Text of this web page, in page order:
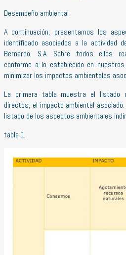
Desempeño ambiental
A continuación, presentamos los
identificado asociados a la actividad
Bernardo, S.A. Sobre todos ellos
conforme a lo establecido en
minimizar los impactos ambientales
La primera tabla muestra el listado
directos, el impacto ambiental
listado de los aspectos ambientales
tabla 1